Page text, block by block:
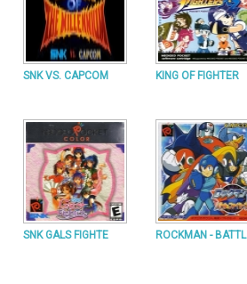
SNK VS. CAPCOM KING OF FIGHTER
SNK GALS FIGHTE ROCKMAN - BATTL